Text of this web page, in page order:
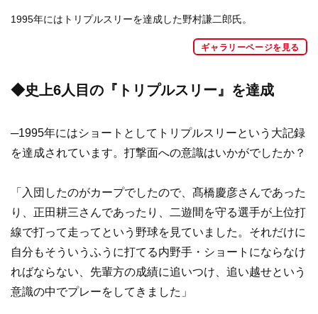
1995年にはトリプルスリーを達成した野村謙二郎氏。
ギャラリーページを見る
◆史上6人目の『トリプルスリー』を達成
─1995年にはショートとしてトリプルスリーという大記録
を達成されています。打撃面への意識はいかがでしたか？
「入団したのがカープでしたので、髙橋慶彦さんであった
り、正田耕三さんであったり、二遊間を守る選手が上位打
線で打って走ってという野球を見ていました。それだけに
自分もそういうふうに打てる内野手・ショートにならなけ
ればならない、先輩方の成績に追いつけ、追い越せという
意識の中でプレーをしてきました」